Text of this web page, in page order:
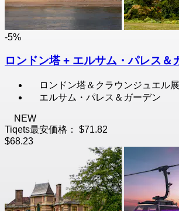
-5%
ロンドン塔 + エルサム・パレス＆
ロンドン塔＆クラウンジュエル
エルサム・パレス＆ガーデン
NEW
Tiqets最安価格：
$71.82
$68.23